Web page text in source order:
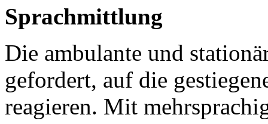
Sprachmittlung
Die ambulante und
gefordert, auf die
reagieren. Mit